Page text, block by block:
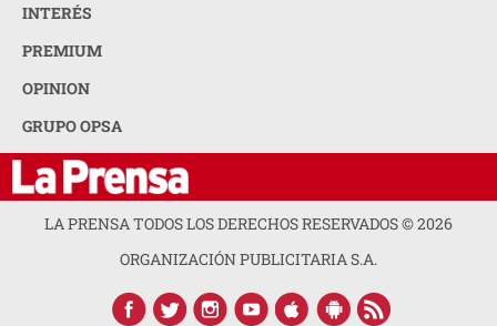
INTERÉS
PREMIUM
OPINION
GRUPO OPSA
LA PRENSA TODOS LOS DERECHOS RESERVADOS ©2026
ORGANIZACIÓN PUBLICITARIA S.A.